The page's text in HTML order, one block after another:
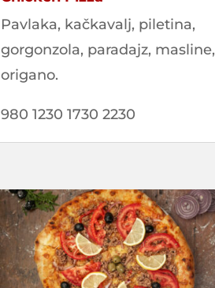
Pavlaka, kačkavalj, piletina,
gorgonzola, paradajz, masline,
origano.
980 1230 1730 2230